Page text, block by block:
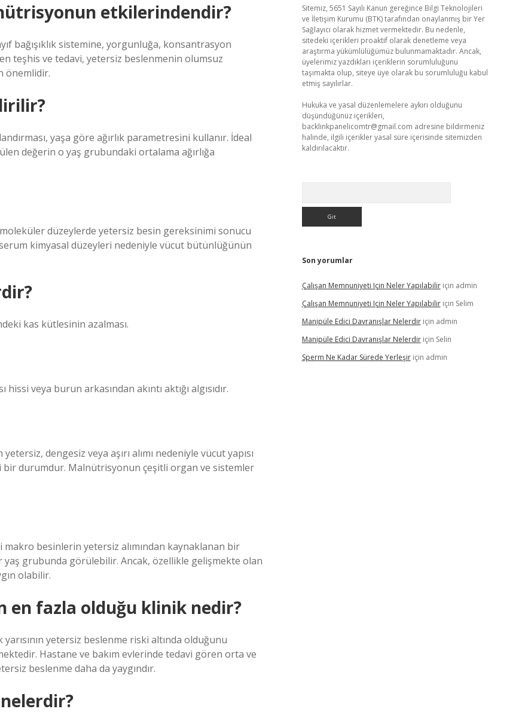
etkilerindendir?
bağışıklık sistemine, yorgunluğa, konsantrasyon
teşhis ve tedavi, yetersiz beslenmenin olumsuz
önemlidir.
yaşa göre ağırlık parametresini kullanır. İdeal
değerin o yaş grubundaki ortalama ağırlığa
düzeylerde yetersiz besin gereksinimi sonucu
kimyasal düzeyleri nedeniyle vücut bütünlüğünün
kas kütlesinin azalması.
veya burun arkasından akıntı aktığı algısıdır.
dengesiz veya aşırı alımı nedeniyle vücut yapısı
durumdur. Malnütrisyonun çeşitli organ ve sistemler
besinlerin yetersiz alımından kaynaklanan bir
grubunda görülebilir. Ancak, özellikle gelişmekte olan
olabilir.
en fazla olduğu klinik nedir?
yetersiz beslenme riski altında olduğunu
Hastane ve bakım evlerinde tedavi gören orta ve
beslenme daha da yaygındır.
Sitemiz, 5651 Sayılı Kanun gereğince Bilgi Teknolojileri
ve İletişim Kurumu (BTK) tarafından onaylanmış bir Yer
Sağlayıcı olarak hizmet vermektedir. Bu nedenle,
sitedeki içerikleri proaktif olarak denetleme veya
araştırma yükümlülüğümüz bulunmamaktadır. Ancak,
üyelerimiz yazdıkları içeriklerin sorumluluğunu
taşımakta olup, siteye üye olarak bu sorumluluğu kabul
etmiş sayılırlar.
Hukuka ve yasal düzenlemelere aykırı olduğunu
düşündüğünüz içerikleri,
backlinkpanelicomtr@gmail.com adresine bildirmeniz
halinde, ilgili içerikler yasal süre içerisinde sitemizden
kaldırılacaktır.
Son yorumlar
Çalışan Memnuniyeti Için Neler Yapılabiliriçin admin
Çalışan Memnuniyeti Için Neler Yapılabiliriçin Selim
Manipüle Edici Davranışlar Nelerdiriçin admin
Manipüle Edici Davranışlar Nelerdiriçin Selin
Sperm Ne Kadar Sürede Yerleşiriçin admin